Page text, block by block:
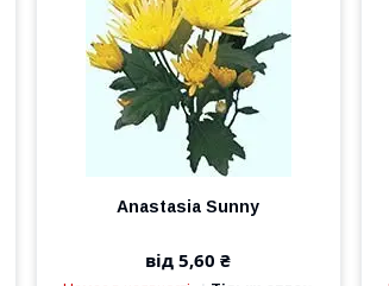
Anastasia Sunny
від 5,60 ₴